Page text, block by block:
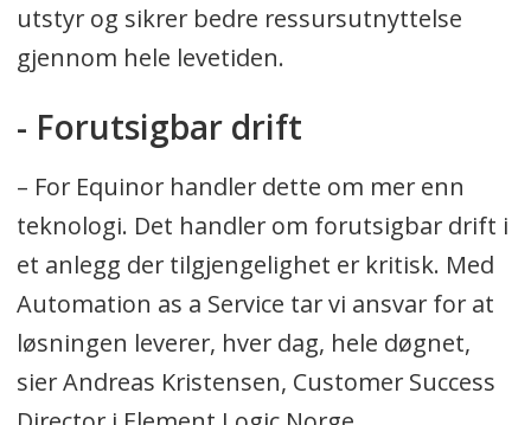
utstyr og sikrer bedre ressursutnyttelse
gjennom hele levetiden.
- Forutsigbar drift
– For Equinor handler dette om mer enn
teknologi. Det handler om forutsigbar drift i
et anlegg der tilgjengelighet er kritisk. Med
Automation as a Service tar vi ansvar for at
løsningen leverer, hver dag, hele døgnet,
sier Andreas Kristensen, Customer Success